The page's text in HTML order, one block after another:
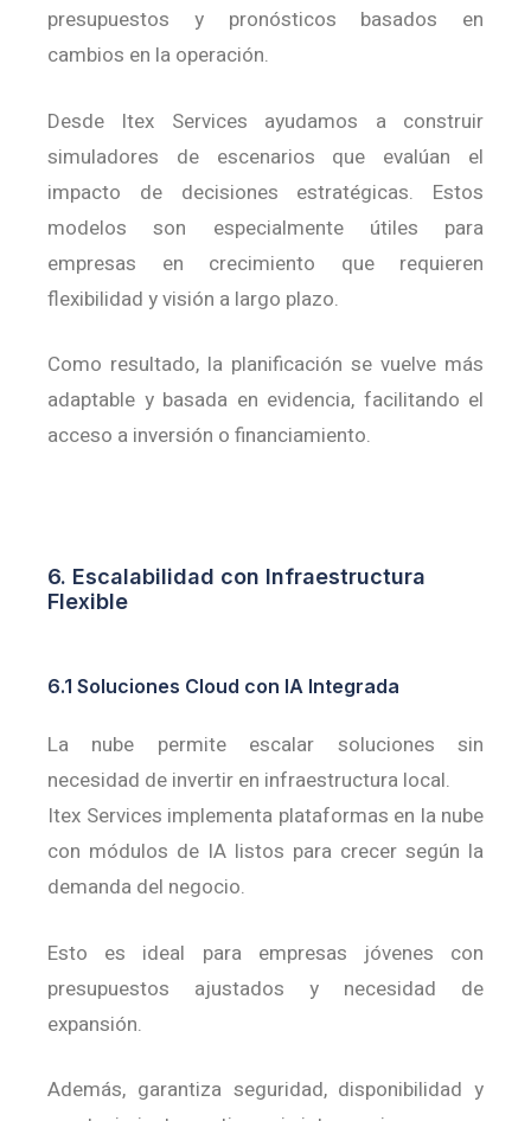
presupuestos y pronósticos basados en
cambios en la operación.
Desde Itex Services ayudamos a construir
simuladores de escenarios que evalúan el
impacto de decisiones estratégicas. Estos
modelos son especialmente útiles para
empresas en crecimiento que requieren
flexibilidad y visión a largo plazo.
Como resultado, la planificación se vuelve más
adaptable y basada en evidencia, facilitando el
acceso a inversión o financiamiento.
6. Escalabilidad con Infraestructura
Flexible
6.1 Soluciones Cloud con IA Integrada
La nube permite escalar soluciones sin
necesidad de invertir en infraestructura local.
Itex Services implementa plataformas en la nube
con módulos de IA listos para crecer según la
demanda del negocio.
Esto es ideal para empresas jóvenes con
presupuestos ajustados y necesidad de
expansión.
Además, garantiza seguridad, disponibilidad y